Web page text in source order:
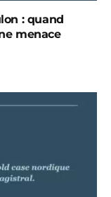
: quand
menace